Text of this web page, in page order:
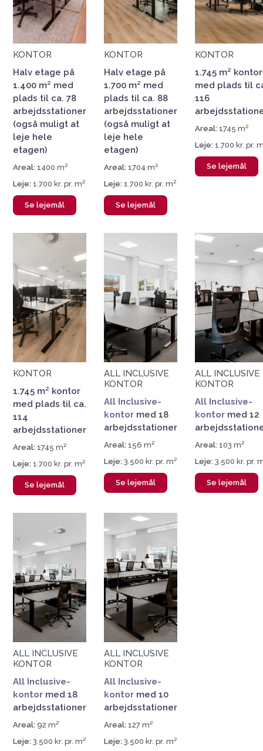
KONTOR
Halv etage på
1.400 m² med
plads til ca. 78
arbejdsstationer
(også muligt at
leje hele
etagen)
Areal:1400 m²
Leje:1.700 kr. pr. m²
Se lejemål
KONTOR
Halv etage på
1.700 m² med
plads til ca. 88
arbejdsstationer
(også muligt at
leje hele
etagen)
Areal:1704 m²
Leje:1.700 kr. pr. m²
Se lejemål
KONTOR
1.745 m² kontor
med plads til
116
Areal:1745 m²
Leje:1.700 kr. pr.
Se lejemål
KONTOR
1.745 m² kontor
med plads til ca.
114
arbejdsstationer
Areal:1745 m²
Leje:1.700 kr. pr. m²
Se lejemål
ALL INCLUSIVE
KONTOR
All Inclusive-
kontor med 18
arbejdsstationer
Areal:156 m²
Leje:3.500 kr. pr. m²
Se lejemål
ALL INCLUSIVE
KONTOR
All Inclusive-
kontor med 12
Areal:103 m²
Leje:3.500 kr. pr.
Se lejemål
ALL INCLUSIVE
KONTOR
All Inclusive-
kontor med 18
arbejdsstationer
Areal:92 m²
Leje:3.500 kr. pr. m²
ALL INCLUSIVE
KONTOR
All Inclusive-
kontor med 10
arbejdsstationer
Areal:127 m²
Leje:3.500 kr. pr. m²